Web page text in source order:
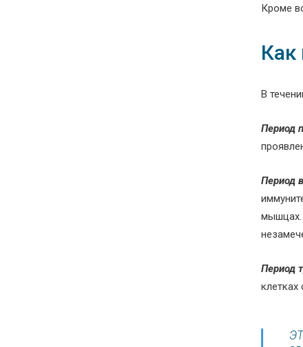
Кроме
Как
В
Период п
Период
мышцах.
Период